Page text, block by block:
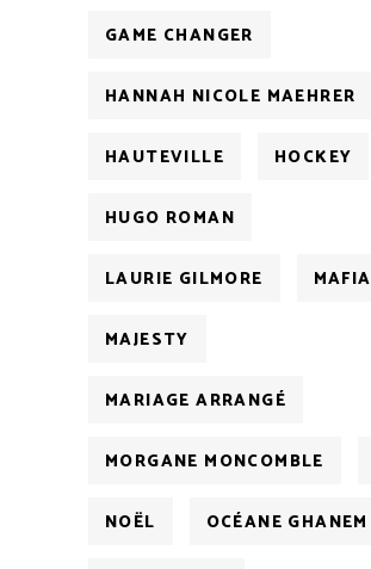
GAME CHANGER
HANNAH NICOLE MAEHRER
HAUTEVILLE HOCKEY
HUGO ROMAN
LAURIE GILMORE MAFIA
MAJESTY
MARIAGE ARRANGÉ
MORGANE MONCOMBLE
NOËL OCÉANE GHANEM